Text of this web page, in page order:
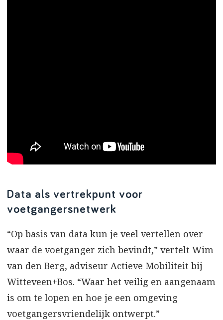
Data als vertrekpunt voor
voetgangersnetwerk
“Op basis van data kun je veel vertellen over
waar de voetganger zich bevindt,” vertelt Wim
van den Berg, adviseur Actieve Mobiliteit bij
Witteveen+Bos. “Waar het veilig en aangenaam
is om te lopen en hoe je een omgeving
voetgangersvriendelijk ontwerpt.”